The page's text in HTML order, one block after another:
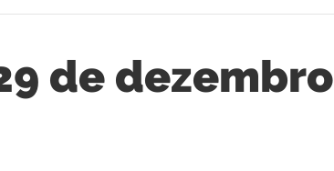
de dezembro